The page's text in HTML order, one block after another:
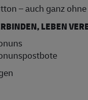
– auch ganz
LEBEN